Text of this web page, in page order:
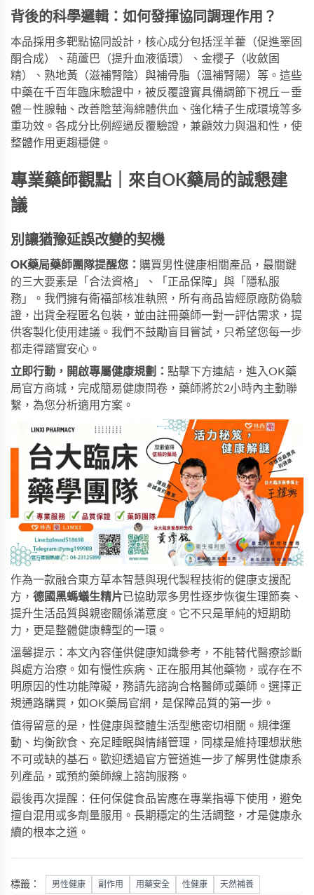
背後的科學邏輯：如何發揮協同調理作用？
本品採用多靶點協同設計，核心成分包括淫羊藿（促進睪固
酮合成）、葫蘆巴（提升血液循環）、金櫻子（收斂固
精）、熟地黃（滋補腎陰）與補骨脂（溫補腎陽）等。這些
中藥在千百年臨床驗證中，被反覆證實具備調節下視丘－垂
體－性腺軸、改善陰莖海綿體供血、強化精子生成環境等多
重功效。各成分比例經過反覆驗證，兼顧效力與溫和性，使
整體作用更趨穩健。
專業藥師觀點｜來自OK藥局的誠懇建
議
別讓猶豫延誤改變的契機
OK藥局藥師團隊提醒您： 購買男性健康相關產品，最關鍵
的三大要素是「合法資格」、「正品保障」與「隱私服
務」。我們擁有衛福部核准執照，所有商品皆經原廠防偽驗
證，出貨全程匿名包裝，並由註冊藥師一對一評估需求，提
供客製化使用建議。我們不鼓勵盲目嘗試，只希望您每一步
都走得踏實安心。
立即行動，開啟專屬健康規劃： 點擊下方連結，進入OK藥
局官方商城 ，完成簡易健康問卷，藥師將於2小時內主動聯
繫，為您分析適用方案。
作為一款融合東方草本智慧與現代製程技術的健康支援配
方， 德國黑螞蟻生精片已協助眾多男性逐步恢復生理節奏、
提升生活品質與親密關係滿意度。它不只是單純的短期助
力，更是整體健康轉型的一環。
溫馨提示：本文內容僅供健康知識參考，不能替代醫療診斷
與處方治療。如有慢性疾病、正在服用其他藥物，或存在不
明原因的性功能障礙，務請先諮詢合格醫師或藥師。選擇正
規通路購買，如OK藥局官網 ，是保障品質的第一步。
值得留意的是，性健康與整體生活型態密切相關。規律運
動、均衡飲食、充足睡眠與情緒管理，同樣是維持理想狀態
不可或缺的基石。歡迎透過官方管道進一步了解男性健康系
列產品 ，或預約藥師線上諮詢服務。
最後再次提醒：任何保健食品皆應在專業指導下使用，避免
擅自混用或多劑量服用。長期穩定的生活調整，才是健康永
續的根本之道。
標籤： 男性健康 副作用 用藥安全 性健康 天然補養